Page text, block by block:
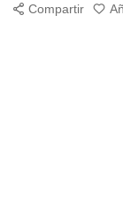
Compartir